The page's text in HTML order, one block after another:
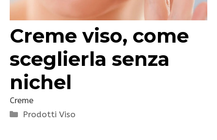
Creme viso, come
sceglierla senza
nichel
Creme
Categorie
Prodotti Viso